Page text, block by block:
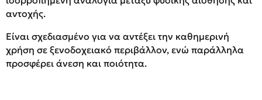
αντοχής.
Είναι σχεδιασμένο για να αντέξει την καθημερινή
χρήση σε ξενοδοχειακό περιβάλλον, ενώ παράλληλα
προσφέρει άνεση και ποιότητα.